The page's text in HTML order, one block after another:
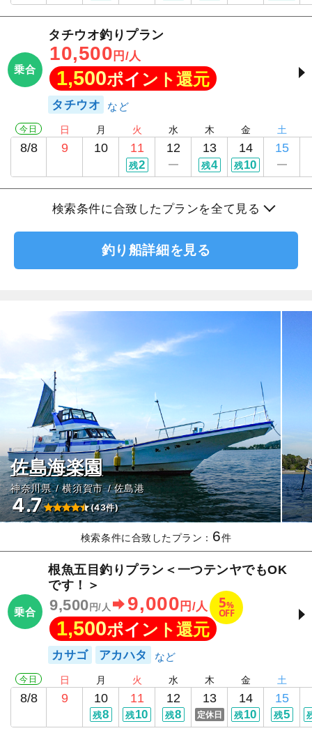
乗合
タチウオ釣りプラン
10,500 円/人
1,500ポイント還元
タチウオ
今日
8/8
日
9
月
10
火
11
残2
水
12
木
13
残4
金
14
残10
土
15
検索条件に合致したプランを全て見る
釣り船詳細を見る
佐島海楽園
神奈川県 横須賀市 佐島港
4.7 (43件)
検索条件に合致したプラン： 6件
乗合
根魚五目釣りプラン＜一つテンヤでもOK
です！＞
9,500円/人 9,000 円/人 5%
OFF
1,500ポイント還元
カサゴ アカハタ
今日
8/8
日
9
月
10
残8
火
11
残10
水
12
残8
木
13
定休日
金
14
残10
土
15
残5